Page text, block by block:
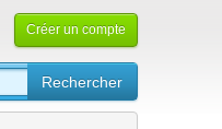
Créer un compte